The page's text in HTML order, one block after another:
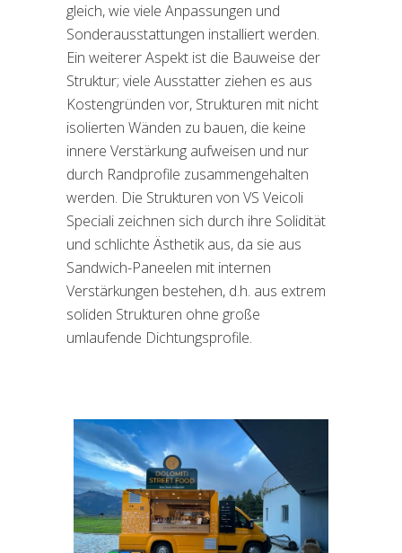
gleich, wie viele Anpassungen und
Sonderausstattungen installiert werden.
Ein weiterer Aspekt ist die Bauweise der
Struktur; viele Ausstatter ziehen es aus
Kostengründen vor, Strukturen mit nicht
isolierten Wänden zu bauen, die keine
innere Verstärkung aufweisen und nur
durch Randprofile zusammengehalten
werden. Die Strukturen von VS Veicoli
Speciali zeichnen sich durch ihre Solidität
und schlichte Ästhetik aus, da sie aus
Sandwich-Paneelen mit internen
Verstärkungen bestehen, d.h. aus extrem
soliden Strukturen ohne große
umlaufende Dichtungsprofile.